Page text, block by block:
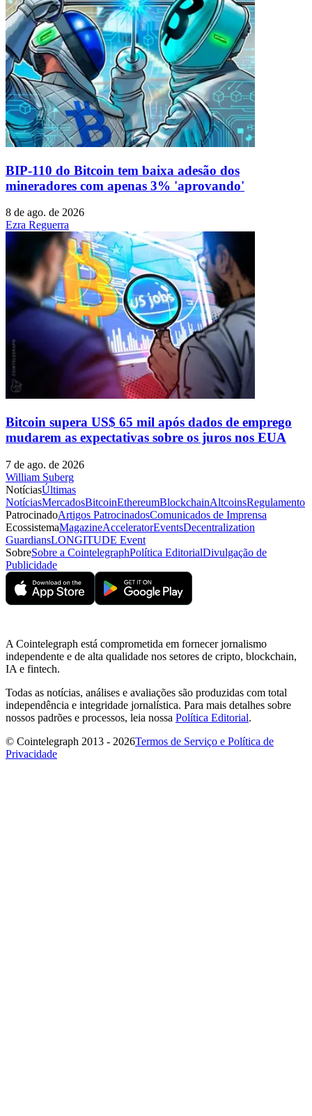
BIP-110 do Bitcoin tem baixa adesão dos
mineradores com apenas 3% 'aprovando'
8 de ago. de 2026
Ezra Reguerra
Bitcoin supera US$ 65 mil após dados de emprego
mudarem as expectativas sobre os juros nos EUA
7 de ago. de 2026
William Suberg
NotíciasÚltimas
NotíciasMercadosBitcoinEthereumBlockchainAltcoinsRegulamento
PatrocinadoArtigos PatrocinadosComunicados de Imprensa
EcossistemaMagazineAcceleratorEventsDecentralization
GuardiansLONGITUDE Event
SobreSobre a CointelegraphPolítica EditorialDivulgação de
Publicidade
A Cointelegraph está comprometida em fornecer jornalismo
independente e de alta qualidade nos setores de cripto, blockchain,
IA e fintech.
Todas as notícias, análises e avaliações são produzidas com total
independência e integridade jornalística. Para mais detalhes sobre
nossos padrões e processos, leia nossa Política Editorial.
© Cointelegraph 2013 - 2026Termos de Serviço e Política de
Privacidade